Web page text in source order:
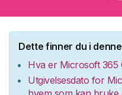
Dette finner du i
Hva er Microsoft 365
Utgivelsesdato for